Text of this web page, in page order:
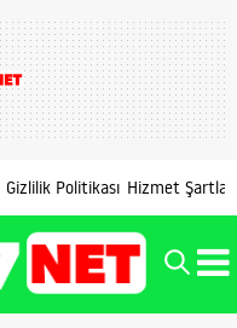
Gizlilik Politikası Hizmet Şartları